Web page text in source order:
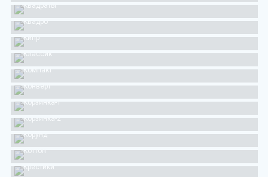
Квадраты
Квадро
Кипр
Классик
Компакт
Конверт
Корзинка-1
Корзинка-2
Корунд
Коттон
Крестики